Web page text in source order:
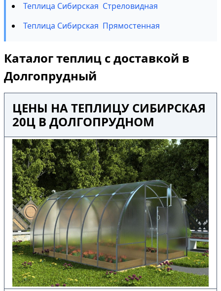
Теплица Сибирская Стреловидная
Теплица Сибирская Прямостенная
Каталог теплиц с доставкой в
Долгопрудный
ЦЕНЫ НА ТЕПЛИЦУ СИБИРСКАЯ
20Ц В ДОЛГОПРУДНОМ